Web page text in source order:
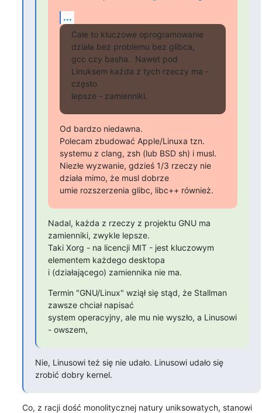
...
Całe to kluczowe oprogramowanie
działa bez problemu bez glibca,
gcc czy basha.  Nawet pod
Linuksem każda z tych rzeczy ma -
często
lepsze - zamienniki.
Od bardzo niedawna.
Polecam zbudować Apple/Linuxa tzn.
systemu z clang, zsh (lub BSD sh) i musl.
Niezłe wyzwanie, gdzieś 1/3 rzeczy nie
działa mimo, że musl dobrze
umie rozszerzenia glibc, libc++ również.
Nadal, każda z rzeczy z projektu GNU ma
zamienniki, zwykle lepsze.
Taki Xorg - na licencji MIT - jest kluczowym
elementem każdego desktopa
i (działającego) zamiennika nie ma.
Termin "GNU/Linux" wziął się stąd, że Stallman
zawsze chciał napisać
system operacyjny, ale mu nie wyszło, a Linusowi
- owszem,
Nie, Linusowi też się nie udało. Linusowi udało się
zrobić dobry kernel.
Co, z racji dość monolitycznej natury uniksowatych, stanowi